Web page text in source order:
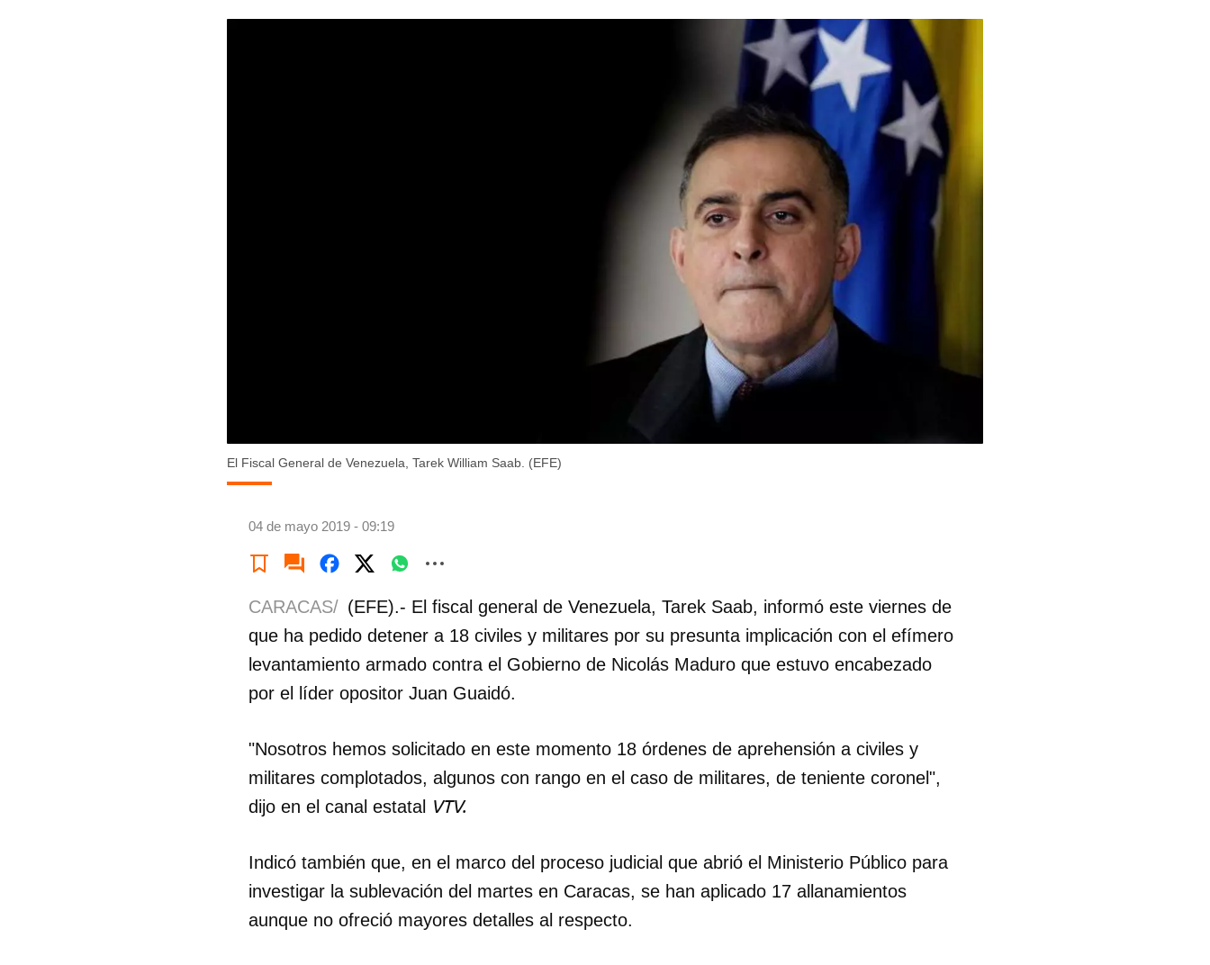
El Fiscal General de Venezuela, Tarek William Saab. (EFE)
04 de mayo 2019 - 09:19
CARACAS/ (EFE).- El fiscal general de Venezuela, Tarek Saab, informó este viernes de
que ha pedido detener a 18 civiles y militares por su presunta implicación con el efímero
levantamiento armado contra el Gobierno de Nicolás Maduro que estuvo encabezado
por el líder opositor Juan Guaidó.
"Nosotros hemos solicitado en este momento 18 órdenes de aprehensión a civiles y
militares complotados, algunos con rango en el caso de militares, de teniente coronel",
dijo en el canal estatal VTV.
Indicó también que, en el marco del proceso judicial que abrió el Ministerio Público para
investigar la sublevación del martes en Caracas, se han aplicado 17 allanamientos
aunque no ofreció mayores detalles al respecto.